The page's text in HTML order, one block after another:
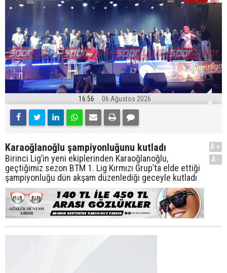
16:56 06 Ağustos 2026
Karaoğlanoğlu şampiyonluğunu kutladı
Birinci Lig’in yeni ekiplerinden Karaoğlanoğlu,
geçtiğimiz sezon BTM 1. Lig Kırmızı Grup’ta elde ettiği
şampiyonluğu dün akşam düzenlediği geceyle kutladı
A+
A-